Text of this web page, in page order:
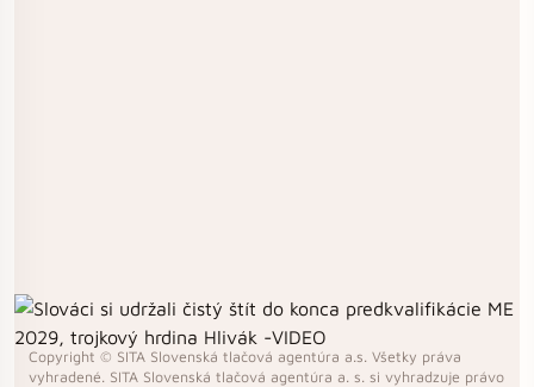
Copyright © SITA Slovenská tlačová agentúra a.s. Všetky práva
vyhradené. SITA Slovenská tlačová agentúra a. s. si vyhradzuje právo